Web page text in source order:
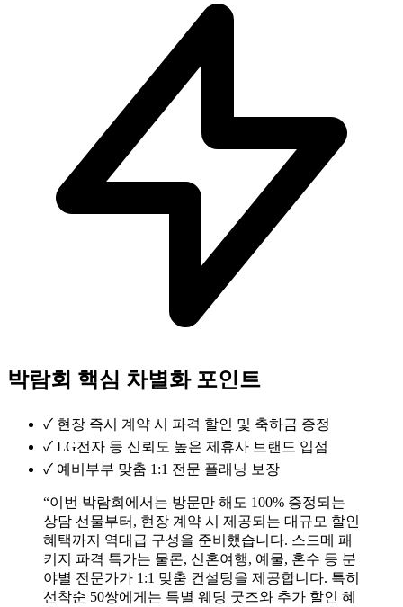
박람회 핵심 차별화 포인트
✓ 현장 즉시 계약 시 파격 할인 및 축하금 증정
✓ LG전자 등 신뢰도 높은 제휴사 브랜드 입점
✓ 예비부부 맞춤 1:1 전문 플래닝 보장
“이번 박람회에서는 방문만 해도 100% 증정되는
상담 선물부터, 현장 계약 시 제공되는 대규모 할인
혜택까지 역대급 구성을 준비했습니다. 스드메 패
키지 파격 특가는 물론, 신혼여행, 예물, 혼수 등 분
야별 전문가가 1:1 맞춤 컨설팅을 제공합니다. 특히
선착순 50쌍에게는 특별 웨딩 굿즈와 추가 할인 혜